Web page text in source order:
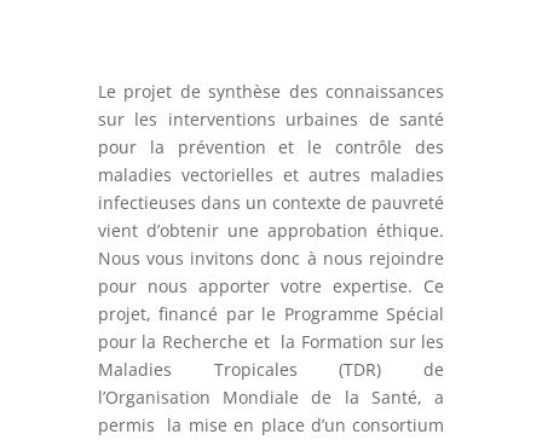
Le projet de synthèse des connaissances
sur les interventions urbaines de santé
pour la prévention et le contrôle des
maladies vectorielles et autres maladies
infectieuses dans un contexte de pauvreté
vient d’obtenir une approbation éthique.
Nous vous invitons donc à nous rejoindre
pour nous apporter votre expertise. Ce
projet, financé par le Programme Spécial
pour la Recherche et la Formation sur les
Maladies Tropicales (TDR) de
l’Organisation Mondiale de la Santé, a
permis la mise en place d’un consortium